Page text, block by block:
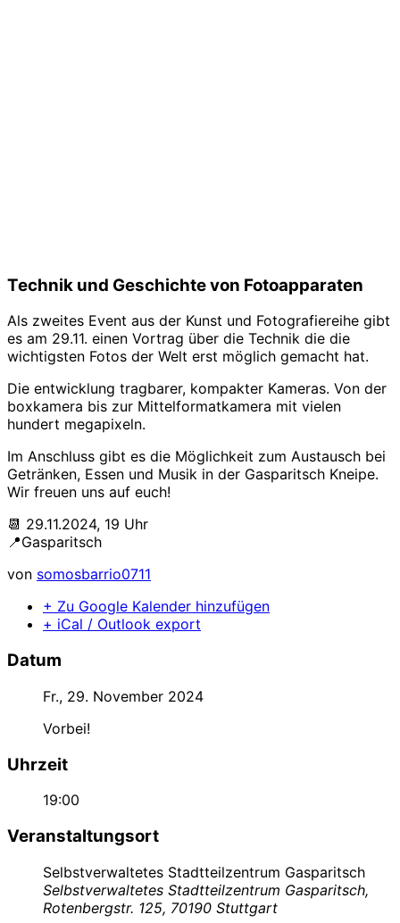
Technik und Geschichte von Fotoapparaten
Als zweites Event aus der Kunst und Fotografiereihe gibt
es am 29.11. einen Vortrag über die Technik die die
wichtigsten Fotos der Welt erst möglich gemacht hat.
Die entwicklung tragbarer, kompakter Kameras. Von der
boxkamera bis zur Mittelformatkamera mit vielen
hundert megapixeln.
Im Anschluss gibt es die Möglichkeit zum Austausch bei
Getränken, Essen und Musik in der Gasparitsch Kneipe.
Wir freuen uns auf euch!
📆 29.11.2024, 19 Uhr
📍Gasparitsch
von somosbarrio0711
+ Zu Google Kalender hinzufügen
+ iCal / Outlook export
Datum
Fr., 29. November 2024
Vorbei!
Uhrzeit
19:00
Veranstaltungsort
Selbstverwaltetes Stadtteilzentrum Gasparitsch
Selbstverwaltetes Stadtteilzentrum Gasparitsch,
Rotenbergstr. 125, 70190 Stuttgart